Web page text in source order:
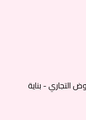
- بناية